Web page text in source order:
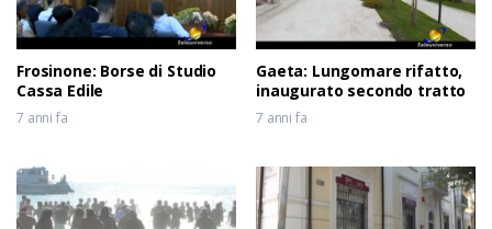
Frosinone: Borse di Studio
Cassa Edile
7 anni fa
Gaeta: Lungomare rifatto,
inaugurato secondo tratto
7 anni fa